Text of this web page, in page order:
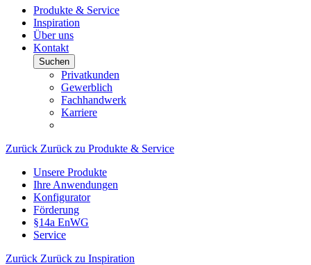
Produkte & Service
Inspiration
Über uns
Kontakt
Suchen
Privatkunden
Gewerblich
Fachhandwerk
Karriere
Zurück Zurück zu Produkte & Service
Unsere Produkte
Ihre Anwendungen
Konfigurator
Förderung
§14a EnWG
Service
Zurück Zurück zu Inspiration